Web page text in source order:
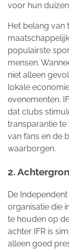
voor hun
Het belang van
populairste
mensen.
niet alleen
lokale
evenementen.
dat clubs
transparantie
van fans en de
waarborgen.
2.
De
organisatie die
te houden op
achter IFR is
alleen goed